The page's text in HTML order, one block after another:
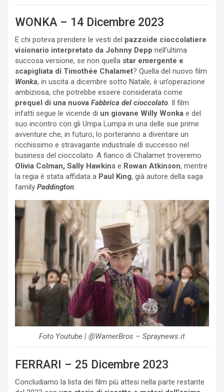
WONKA – 14 Dicembre 2023
E chi poteva prendere le vesti del pazzoide cioccolatiere
visionario interpretato da Johnny Depp nell’ultima
succosa versione, se non quella star emergente e
scapigliata di Timothée Chalamet? Quella del nuovo film
Wonka, in uscita a dicembre sotto Natale, è un’operazione
ambiziosa, che potrebbe essere considerata come
prequel di una nuova Fabbrica del cioccolato. Il film
infatti segue le vicende di un giovane Willy Wonka e del
suo incontro con gli Umpa Lumpa in una delle sue prime
avventure che, in futuro, lo porteranno a diventare un
ricchissimo e stravagante industriale di successo nel
business del cioccolato. A fianco di Chalamet troveremo
Olivia Colman, Sally Hawkins e Rowan Atkinson, mentre
la regia è stata affidata a Paul King, già autore della saga
family Paddington.
Foto Youtube | @WarnerBros – Spraynews.it
FERRARI – 25 Dicembre 2023
Concludiamo la lista dei film più attesi nella parte restante